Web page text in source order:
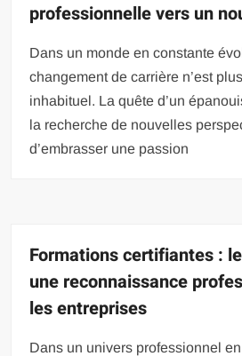
professionnelle vers un
Dans un monde en constante
changement de carrière n’est
inhabituel. La quête d’un
la recherche de nouvelles
d’embrasser une passion
Formations certifiantes :
une reconnaissance
les entreprises
Dans un univers professionnel